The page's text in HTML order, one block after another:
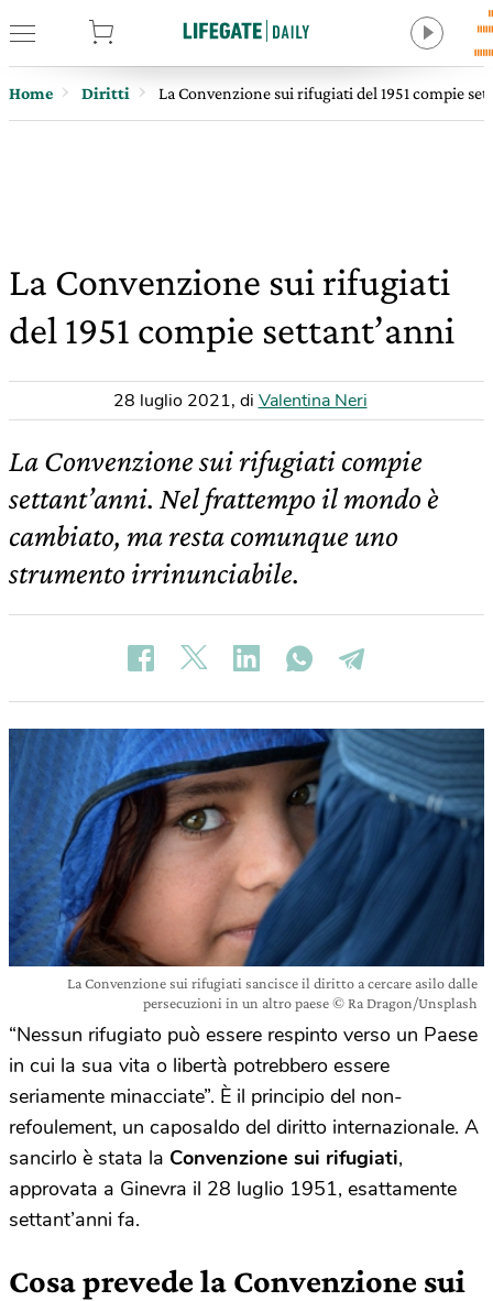
Home Diritti La Convenzione sui rifugiati del 1951 compie
La Convenzione sui rifugiati
del 1951 compie settant’anni
28 luglio 2021, di Valentina Neri
La Convenzione sui rifugiati compie
settant’anni. Nel frattempo il mondo è
cambiato, ma resta comunque uno
strumento irrinunciabile.
La Convenzione sui rifugiati sancisce il diritto a cercare asilo dalle
persecuzioni in un altro paese © Ra Dragon/Unsplash
“Nessun rifugiato può essere respinto verso un Paese
in cui la sua vita o libertà potrebbero essere
seriamente minacciate”. È il principio del non-
refoulement, un caposaldo del diritto internazionale. A
sancirlo è stata la Convenzione sui rifugiati,
approvata a Ginevra il 28 luglio 1951, esattamente
settant’anni fa.
Cosa prevede la Convenzione sui